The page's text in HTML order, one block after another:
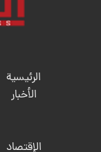
الرئيسية
الأخبار
الإقتصاد